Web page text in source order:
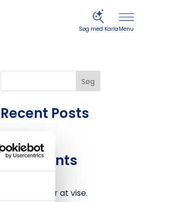
Søg med Karla Menu
Søg
Recent Posts
Recent
Comments
kommentarer at vise.